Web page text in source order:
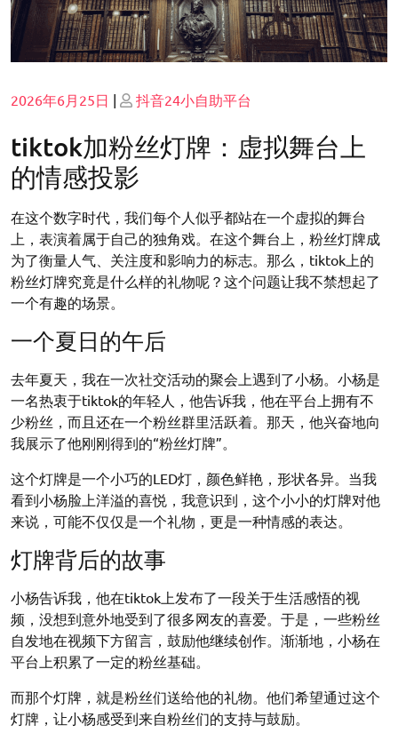
Posted
2026年6月25日 | Posted
抖音24小自助平台
tiktok加粉丝灯牌：虚拟舞台上
的情感投影
在这个数字时代，我们每个人似乎都站在一个虚拟的舞台
上，表演着属于自己的独角戏。在这个舞台上，粉丝灯牌成
为了衡量人气、关注度和影响力的标志。那么，tiktok上的
粉丝灯牌究竟是什么样的礼物呢？这个问题让我不禁想起了
一个有趣的场景。
一个夏日的午后
去年夏天，我在一次社交活动的聚会上遇到了小杨。小杨是
一名热衷于tiktok的年轻人，他告诉我，他在平台上拥有不
少粉丝，而且还在一个粉丝群里活跃着。那天，他兴奋地向
我展示了他刚刚得到的“粉丝灯牌”。
这个灯牌是一个小巧的LED灯，颜色鲜艳，形状各异。当我
看到小杨脸上洋溢的喜悦，我意识到，这个小小的灯牌对他
来说，可能不仅仅是一个礼物，更是一种情感的表达。
灯牌背后的故事
小杨告诉我，他在tiktok上发布了一段关于生活感悟的视
频，没想到意外地受到了很多网友的喜爱。于是，一些粉丝
自发地在视频下方留言，鼓励他继续创作。渐渐地，小杨在
平台上积累了一定的粉丝基础。
而那个灯牌，就是粉丝们送给他的礼物。他们希望通过这个
灯牌，让小杨感受到来自粉丝们的支持与鼓励。